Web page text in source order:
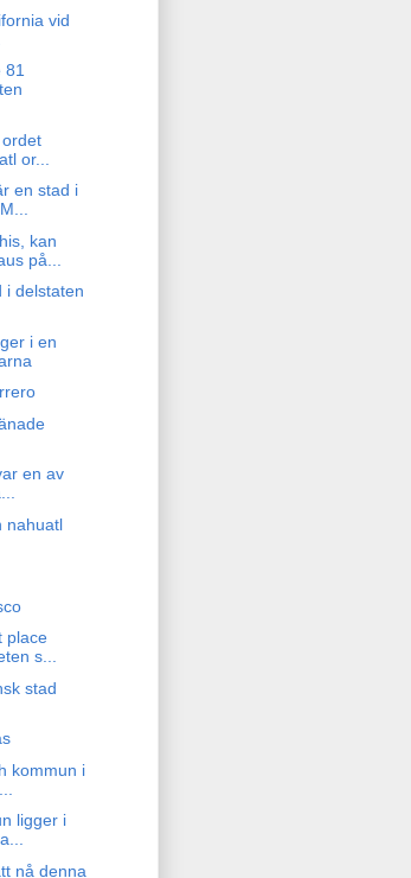
vid
or...
en stad i
kan
på...
i delstaten
i en
en av
nahuatl
place
s...
stad
kommun i
ligger i
nå denna